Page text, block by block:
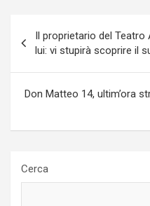
articoli
Il proprietario del
lui: vi stupirà scoprire il
Don Matteo 14, ultim’ora
Cerca